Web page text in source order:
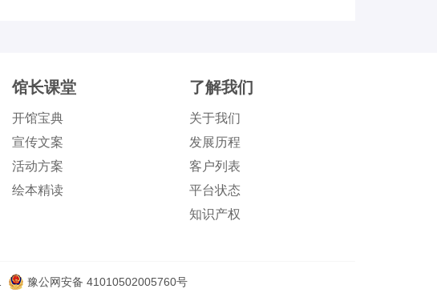
馆长课堂
开馆宝典
宣传文案
活动方案
绘本精读
了解我们
关于我们
发展历程
客户列表
平台状态
知识产权
豫公网安备 41010502005760号